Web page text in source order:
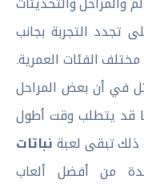
والمراحل والتحديثات
التجربة بجانب
مختلف الفئات العمرية.
في أن بعض المراحل
قد يتطلب وقت أطول
ذلك تبقى لعبة نباتات
من أفضل ألعاب